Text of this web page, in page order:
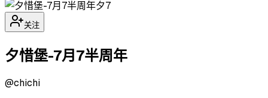
夕7
关注
夕惜堡-7月7半周年
@chichi